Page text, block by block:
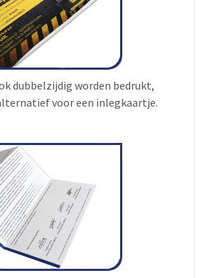
dubbelzijdig worden bedrukt,
voor een inlegkaartje.